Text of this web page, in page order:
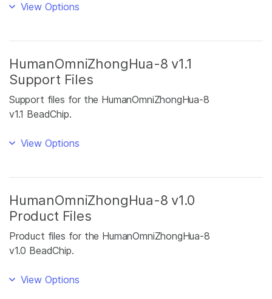
View Options
HumanOmniZhongHua-8 v1.1
Support Files
Support files for the HumanOmniZhongHua-8
v1.1 BeadChip.
View Options
HumanOmniZhongHua-8 v1.0
Product Files
Product files for the HumanOmniZhongHua-8
v1.0 BeadChip.
View Options